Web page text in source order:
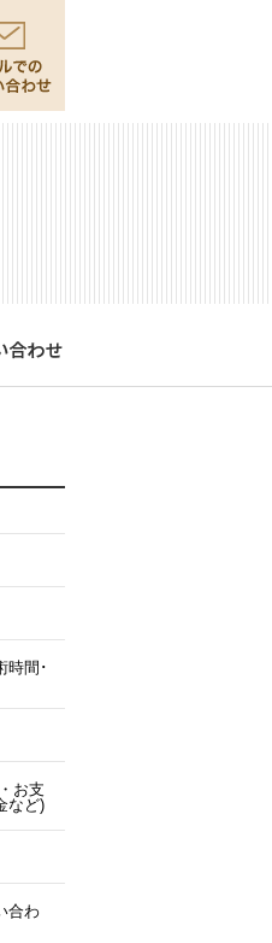
時間･
お支
など)
合わ